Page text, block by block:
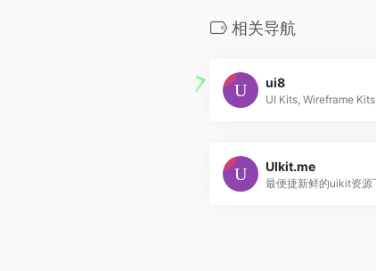
相关导航
ui8
UIkit.me
最便捷新鲜的uikit资源